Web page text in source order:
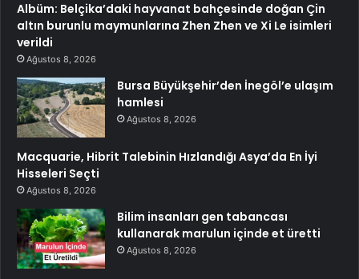
Albüm: Belçika’daki hayvanat bahçesinde doğan Çin
altın burunlu maymunlarına Zhen Zhen ve Xi Le isimleri
verildi
Ağustos 8, 2026
Bursa Büyükşehir’den İnegöl’e ulaşım
hamlesi
Ağustos 8, 2026
Macquarie, Hibrit Talebinin Hızlandığı Asya’da En İyi
Hisseleri Seçti
Ağustos 8, 2026
Bilim insanları gen tabancası
kullanarak marulun içinde et üretti
Ağustos 8, 2026